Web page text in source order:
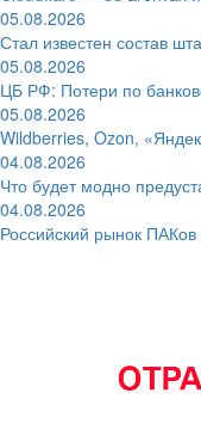
05.08.2026
Стал известен состав
05.08.2026
ЦБ РФ: Потери по
05.08.2026
Wildberries, Ozon,
04.08.2026
Что будет модно
04.08.2026
Российский рынок ПАКов